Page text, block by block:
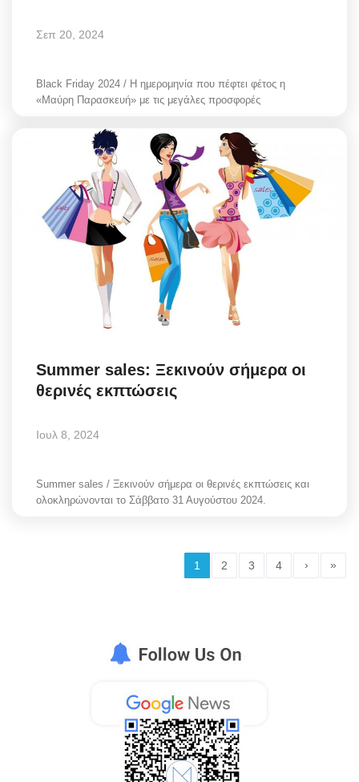
Σεπ 20, 2024
Black Friday 2024 / Η ημερομηνία που πέφτει φέτος η
«Μαύρη Παρασκευή» με τις μεγάλες προσφορές
Summer sales: Ξεκινούν σήμερα οι
θερινές εκπτώσεις
Ιουλ 8, 2024
Summer sales / Ξεκινούν σήμερα οι θερινές εκπτώσεις και
ολοκληρώνονται το Σάββατο 31 Αυγούστου 2024.
1 2 3 4 › »